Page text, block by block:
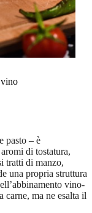
pasto – è
di tostatura,
tratti di manzo,
una propria struttura
vino-
carne, ma ne esalta il